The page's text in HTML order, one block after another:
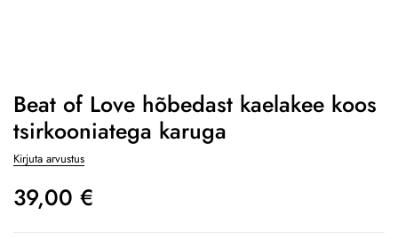
Beat of Love hõbedast kaelakee koos
tsirkooniatega karuga
Kirjuta arvustus
39,00 €